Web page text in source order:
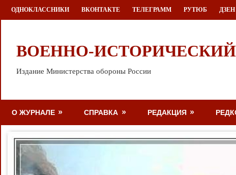
Перейти
к
ОДНОКЛАССНИКИ ВКОНТАКТЕ ТЕЛЕГРАММ РУТЮБ ДЗЕН
ВОЕННО-
Издание Министерства обороны России
О ЖУРНАЛЕ СПРАВКА РЕДАКЦИЯ